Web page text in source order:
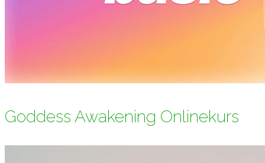
Goddess Awakening Onlinekurs